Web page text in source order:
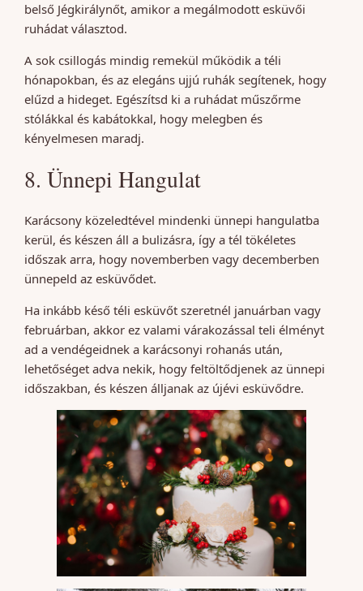
belső Jégkirálynőt, amikor a megálmodott esküvői
ruhádat választod.
A sok csillogás mindig remekül működik a téli
hónapokban, és az elegáns ujjú ruhák segítenek, hogy
elűzd a hideget. Egészítsd ki a ruhádat műszőrme
stólákkal és kabátokkal, hogy melegben és
kényelmesen maradj.
8. Ünnepi Hangulat
Karácsony közeledtével mindenki ünnepi hangulatba
kerül, és készen áll a bulizásra, így a tél tökéletes
időszak arra, hogy novemberben vagy decemberben
ünnepeld az esküvődet.
Ha inkább késő téli esküvőt szeretnél januárban vagy
februárban, akkor ez valami várakozással teli élményt
ad a vendégeidnek a karácsonyi rohanás után,
lehetőséget adva nekik, hogy feltöltődjenek az ünnepi
időszakban, és készen álljanak az újévi esküvődre.